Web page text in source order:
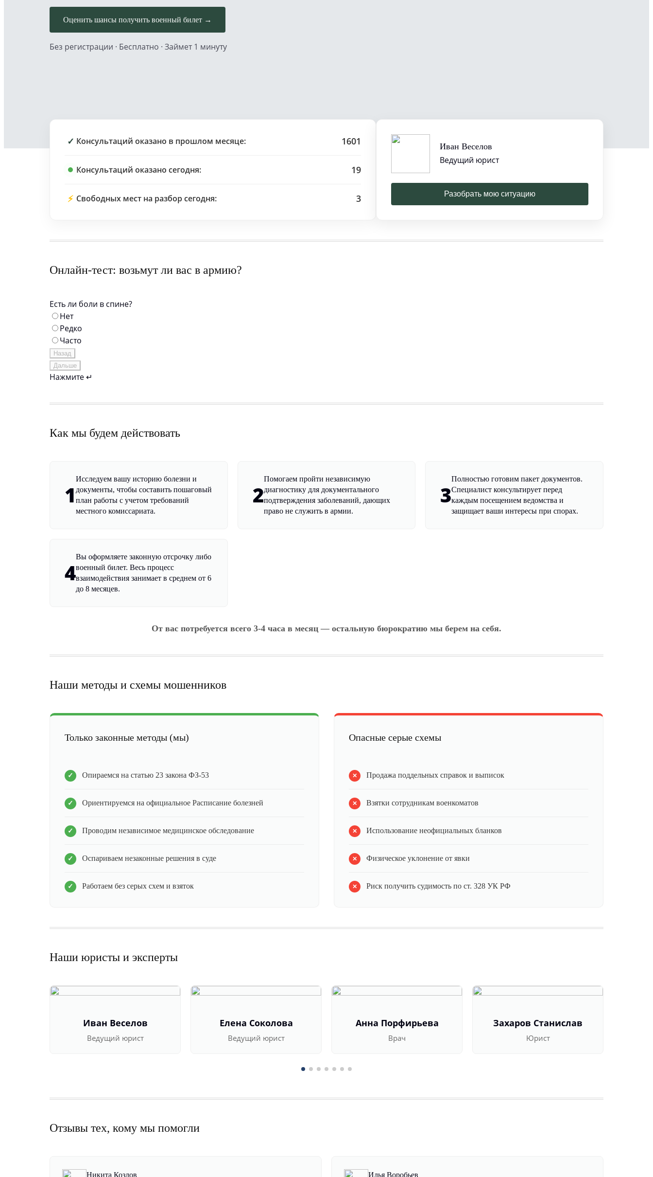
Оценить шансы получить военный билет →
Без регистрации · Бесплатно · Займет 1 минуту
✓ Консультаций оказано в прошлом месяце: 1601
Консультаций оказано сегодня: 19
⚡ Свободных мест на разбор сегодня: 3
Иван Веселов
Ведущий юрист
Разобрать мою ситуацию
Онлайн-тест: возьмут ли вас в армию?
Есть ли боли в спине?
Нет
Редко
Часто
Назад
Дальше
Нажмите ↵
Как мы будем действовать
1
Исследуем вашу историю болезни и
документы, чтобы составить пошаговый
план работы с учетом требований
местного комиссариата.
2
Помогаем пройти независимую
диагностику для документального
подтверждения заболеваний, дающих
право не служить в армии.
3
Полностью готовим пакет документов.
Специалист консультирует перед
каждым посещением ведомства и
защищает ваши интересы при спорах.
4
Вы оформляете законную отсрочку либо
военный билет. Весь процесс
взаимодействия занимает в среднем от 6
до 8 месяцев.
От вас потребуется всего 3-4 часа в месяц — остальную бюрократию мы берем на себя.
Наши методы и схемы мошенников
Только законные методы (мы)
Опираемся на статью 23 закона ФЗ-53
Ориентируемся на официальное Расписание болезней
Проводим независимое медицинское обследование
Оспариваем незаконные решения в суде
Работаем без серых схем и взяток
Опасные серые схемы
Продажа поддельных справок и выписок
Взятки сотрудникам военкоматов
Использование неофициальных бланков
Физическое уклонение от явки
Риск получить судимость по ст. 328 УК РФ
Наши юристы и эксперты
Иван Веселов
Ведущий юрист
Елена Соколова
Ведущий юрист
Анна Порфирьева
Врач
Захаров Станислав
Юрист
Отзывы тех, кому мы помогли
Никита Козлов Илья Воробьев